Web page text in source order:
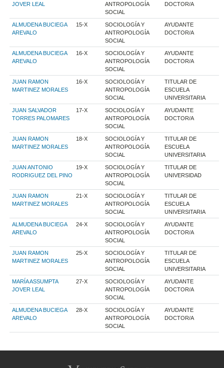
JOVER LEAL
ANTROPOLOGÍA
SOCIAL
DOCTOR/A
ALMUDENA BUCIEGA
AREVALO
15-X
SOCIOLOGÍA Y
ANTROPOLOGÍA
SOCIAL
AYUDANTE
DOCTOR/A
ALMUDENA BUCIEGA
AREVALO
16-X
SOCIOLOGÍA Y
ANTROPOLOGÍA
SOCIAL
AYUDANTE
DOCTOR/A
JUAN RAMON
MARTINEZ MORALES
16-X
SOCIOLOGÍA Y
ANTROPOLOGÍA
SOCIAL
TITULAR DE
ESCUELA
UNIVERSITARIA
JUAN SALVADOR
TORRES PALOMARES
17-X
SOCIOLOGÍA Y
ANTROPOLOGÍA
SOCIAL
AYUDANTE
DOCTOR/A
JUAN RAMON
MARTINEZ MORALES
18-X
SOCIOLOGÍA Y
ANTROPOLOGÍA
SOCIAL
TITULAR DE
ESCUELA
UNIVERSITARIA
JUAN ANTONIO
RODRIGUEZ DEL PINO
19-X
SOCIOLOGÍA Y
ANTROPOLOGÍA
SOCIAL
TITULAR DE
UNIVERSIDAD
JUAN RAMON
MARTINEZ MORALES
21-X
SOCIOLOGÍA Y
ANTROPOLOGÍA
SOCIAL
TITULAR DE
ESCUELA
UNIVERSITARIA
ALMUDENA BUCIEGA
AREVALO
24-X
SOCIOLOGÍA Y
ANTROPOLOGÍA
SOCIAL
AYUDANTE
DOCTOR/A
JUAN RAMON
MARTINEZ MORALES
25-X
SOCIOLOGÍA Y
ANTROPOLOGÍA
SOCIAL
TITULAR DE
ESCUELA
UNIVERSITARIA
MARÍA ASSUMPTA
JOVER LEAL
27-X
SOCIOLOGÍA Y
ANTROPOLOGÍA
SOCIAL
AYUDANTE
DOCTOR/A
ALMUDENA BUCIEGA
AREVALO
28-X
SOCIOLOGÍA Y
ANTROPOLOGÍA
SOCIAL
AYUDANTE
DOCTOR/A